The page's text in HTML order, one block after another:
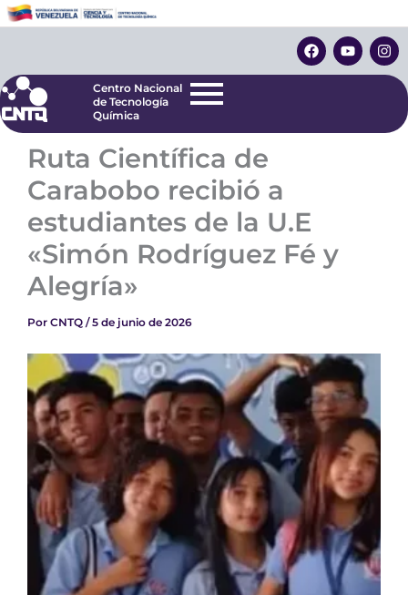
al
F
a
c
o
Y
o
u
e
I
n
s
r
Centro Nacional
de Tecnología
Centro Nacional
de Tecnología
Química
Ruta Científica de
Carabobo recibió a
estudiantes de la U.E
«Simón Rodríguez Fé y
Alegría»
Por CNTQ /5 de junio de 2026